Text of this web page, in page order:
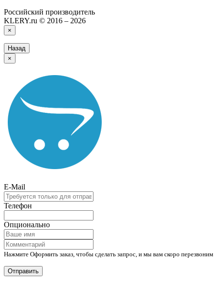
Российский производитель
KLERY.ru © 2016 – 2026
×
Назад
×
E-Mail
Телефон
Опционально
Нажмите Оформить заказ, чтобы сделать запрос, и мы вам скоро перезвоним
Отправить